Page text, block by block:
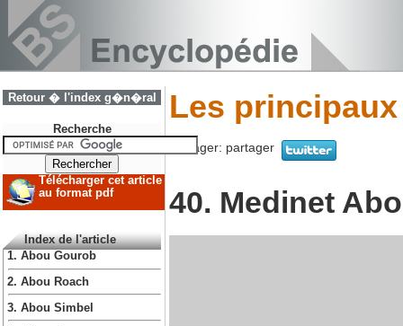
Retour � l'index g�n�ral
Recherche
Télécharger cet article
au format pdf
Index de l'article
1. Abou Gourob
2. Abou Roach
3. Abou Simbel
Les
Partager: partager
40. Medinet